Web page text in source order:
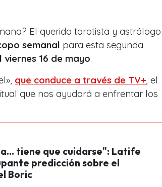
El querido tarotista y astrólogo
semanal para esta segunda
viernes 16 de mayo.
que conduce a través de TV+, el
que nos ayudará a enfrentar los
tiene que cuidarse": Latife
predicción sobre el
Boric